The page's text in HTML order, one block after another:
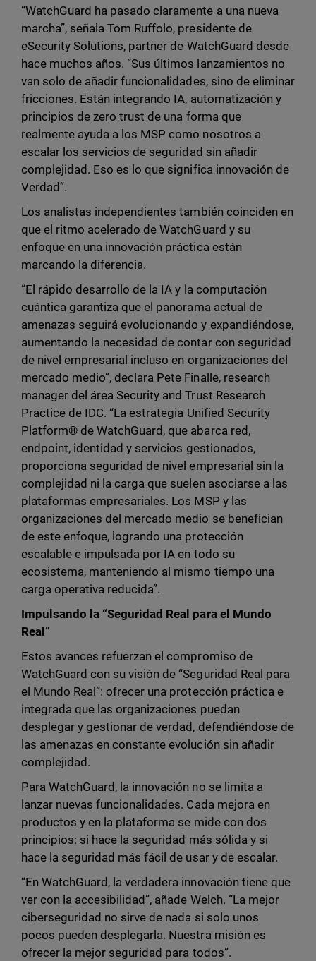
“WatchGuard ha pasado claramente a una nueva
marcha”, señala Tom Ruffolo, presidente de
eSecurity Solutions, partner de WatchGuard desde
hace muchos años. “Sus últimos lanzamientos no
van solo de añadir funcionalidades, sino de eliminar
fricciones. Están integrando IA, automatización y
principios de zero trust de una forma que
realmente ayuda a los MSP como nosotros a
escalar los servicios de seguridad sin añadir
complejidad. Eso es lo que significa innovación de
Verdad”.
Los analistas independientes también coinciden en
que el ritmo acelerado de WatchGuard y su
enfoque en una innovación práctica están
marcando la diferencia.
“El rápido desarrollo de la IA y la computación
cuántica garantiza que el panorama actual de
amenazas seguirá evolucionando y expandiéndose,
aumentando la necesidad de contar con seguridad
de nivel empresarial incluso en organizaciones del
mercado medio”, declara Pete Finalle, research
manager del área Security and Trust Research
Practice de IDC. “La estrategia Unified Security
Platform® de WatchGuard, que abarca red,
endpoint, identidad y servicios gestionados,
proporciona seguridad de nivel empresarial sin la
complejidad ni la carga que suelen asociarse a las
plataformas empresariales. Los MSP y las
organizaciones del mercado medio se benefician
de este enfoque, logrando una protección
escalable e impulsada por IA en todo su
ecosistema, manteniendo al mismo tiempo una
carga operativa reducida”.
Impulsando la “Seguridad Real para el Mundo
Real”
Estos avances refuerzan el compromiso de
WatchGuard con su visión de “Seguridad Real para
el Mundo Real”: ofrecer una protección práctica e
integrada que las organizaciones puedan
desplegar y gestionar de verdad, defendiéndose de
las amenazas en constante evolución sin añadir
complejidad.
Para WatchGuard, la innovación no se limita a
lanzar nuevas funcionalidades. Cada mejora en
productos y en la plataforma se mide con dos
principios: si hace la seguridad más sólida y si
hace la seguridad más fácil de usar y de escalar.
“En WatchGuard, la verdadera innovación tiene que
ver con la accesibilidad”, añade Welch. “La mejor
ciberseguridad no sirve de nada si solo unos
pocos pueden desplegarla. Nuestra misión es
ofrecer la mejor seguridad para todos”.